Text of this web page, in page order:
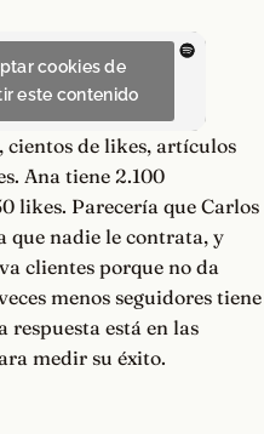
cookies de
este contenido
cientos de likes, artículos
Ana tiene 2.100
likes. Parecería que Carlos
que nadie le contrata, y
clientes porque no da
menos seguidores tiene
respuesta está en las
medir su éxito.